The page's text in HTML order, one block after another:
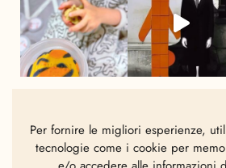
Per fornire le migliori esperienze,
tecnologie come i cookie per